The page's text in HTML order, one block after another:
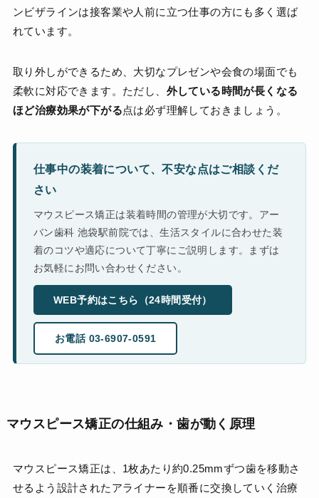
ンビザラインは接客業や人前に立つ仕事の方にも多く選ば
れています。
取り外しができるため、大切なプレゼンや会食の場面でも
柔軟に対応できます。ただし、 外している時間が長くなる
ほど治療効果が下がる点は必ず理解しておきましょう。
仕事中の装着について、不安な点はご相談くだ
さい
マウスピース矯正は装着時間の管理が大切です。アー
バン歯科 池袋駅前院では、生活スタイルに合わせた装
着のコツや適応について丁寧にご説明します。まずは
お気軽にお問い合わせください。
WEB予約はこちら（24時間受付）
お電話 03-6907-0591
マウスピース矯正の仕組み・歯が動く原理
マウスピース矯正は、1枚あたり約0.25mmずつ歯を移動さ
せるよう設計されたアライナーを順番に交換していく治療